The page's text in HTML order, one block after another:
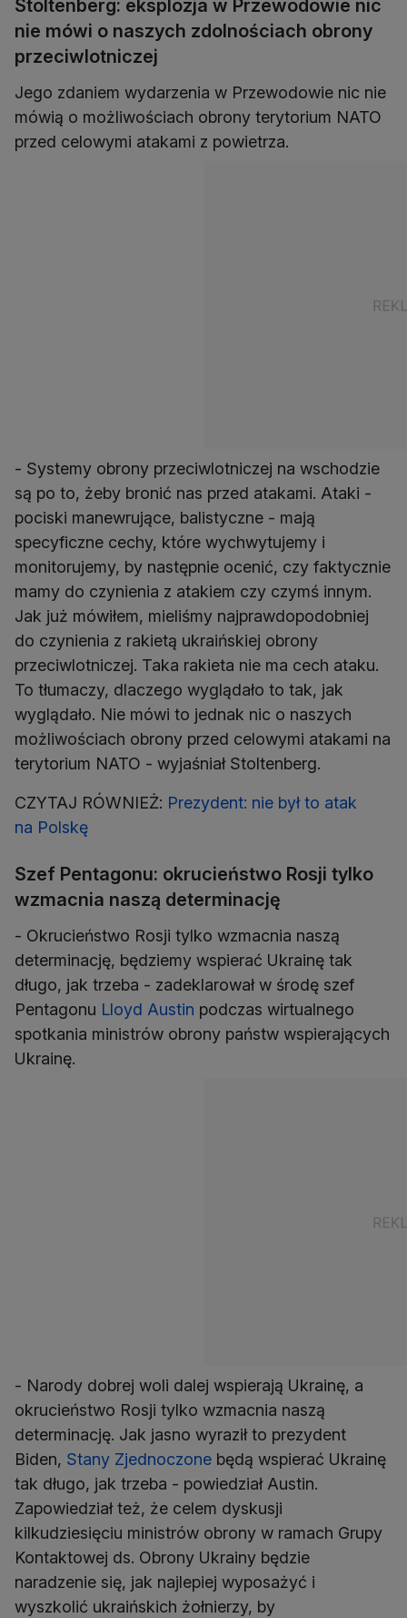
Stoltenberg: eksplozja w Przewodowie nic
nie mówi o naszych zdolnościach obrony
przeciwlotniczej
Jego zdaniem wydarzenia w Przewodowie nic nie
mówią o możliwościach obrony terytorium NATO
przed celowymi atakami z powietrza.
- Systemy obrony przeciwlotniczej na wschodzie
są po to, żeby bronić nas przed atakami. Ataki -
pociski manewrujące, balistyczne - mają
specyficzne cechy, które wychwytujemy i
monitorujemy, by następnie ocenić, czy faktycznie
mamy do czynienia z atakiem czy czymś innym.
Jak już mówiłem, mieliśmy najprawdopodobniej
do czynienia z rakietą ukraińskiej obrony
przeciwlotniczej. Taka rakieta nie ma cech ataku.
To tłumaczy, dlaczego wyglądało to tak, jak
wyglądało. Nie mówi to jednak nic o naszych
możliwościach obrony przed celowymi atakami na
terytorium NATO - wyjaśniał Stoltenberg.
CZYTAJ RÓWNIEŻ: Prezydent: nie był to atak
na Polskę
Szef Pentagonu: okrucieństwo Rosji tylko
wzmacnia naszą determinację
- Okrucieństwo Rosji tylko wzmacnia naszą
determinację, będziemy wspierać Ukrainę tak
długo, jak trzeba - zadeklarował w środę szef
Pentagonu Lloyd Austin podczas wirtualnego
spotkania ministrów obrony państw wspierających
Ukrainę.
- Narody dobrej woli dalej wspierają Ukrainę, a
okrucieństwo Rosji tylko wzmacnia naszą
determinację. Jak jasno wyraził to prezydent
Biden, Stany Zjednoczone będą wspierać Ukrainę
tak długo, jak trzeba - powiedział Austin.
Zapowiedział też, że celem dyskusji
kilkudziesięciu ministrów obrony w ramach Grupy
Kontaktowej ds. Obrony Ukrainy będzie
naradzenie się, jak najlepiej wyposażyć i
wyszkolić ukraińskich żołnierzy, by